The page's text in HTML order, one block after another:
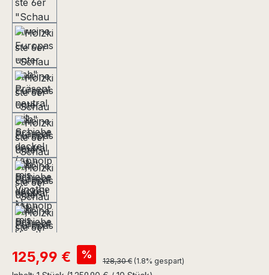
Verkaufspreis:
125,99 € % Regulärer Preis:
128,30 € (1.8% gespart)